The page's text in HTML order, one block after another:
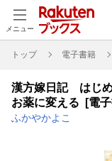
メニュー
トップ 電子書籍
漢方嫁日記 はじめ
お薬に変える [電
ふかやかよこ